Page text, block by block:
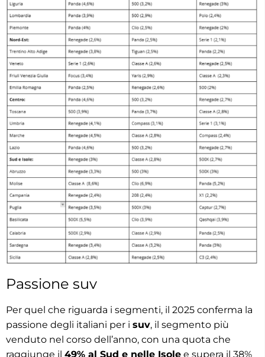
Passione suv
Per quel che riguarda i segmenti, il 2025 conferma la
passione degli italiani per i suv, il segmento più
venduto nel corso dell’anno, con una quota che
raggiunge il 49% al Sud e nelle Isole e supera il 38%